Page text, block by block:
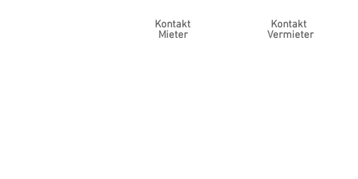
Kontakt
Mieter
Kontakt
Vermieter